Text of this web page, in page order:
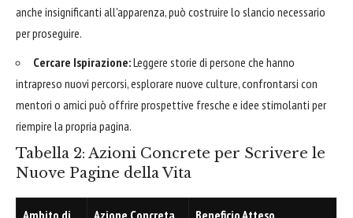
anche insignificanti all'apparenza, può costruire lo slancio necessario
per proseguire.
Cercare Ispirazione:Leggere storie di persone che hanno
intrapreso nuovi percorsi, esplorare nuove culture, confrontarsi con
mentori o amici può offrire prospettive fresche e idee stimolanti per
riempire la propria pagina.
Tabella 2: Azioni Concrete per Scrivere le
Nuove Pagine della Vita
Ambito di
Azione Concreta
Beneficio Atteso